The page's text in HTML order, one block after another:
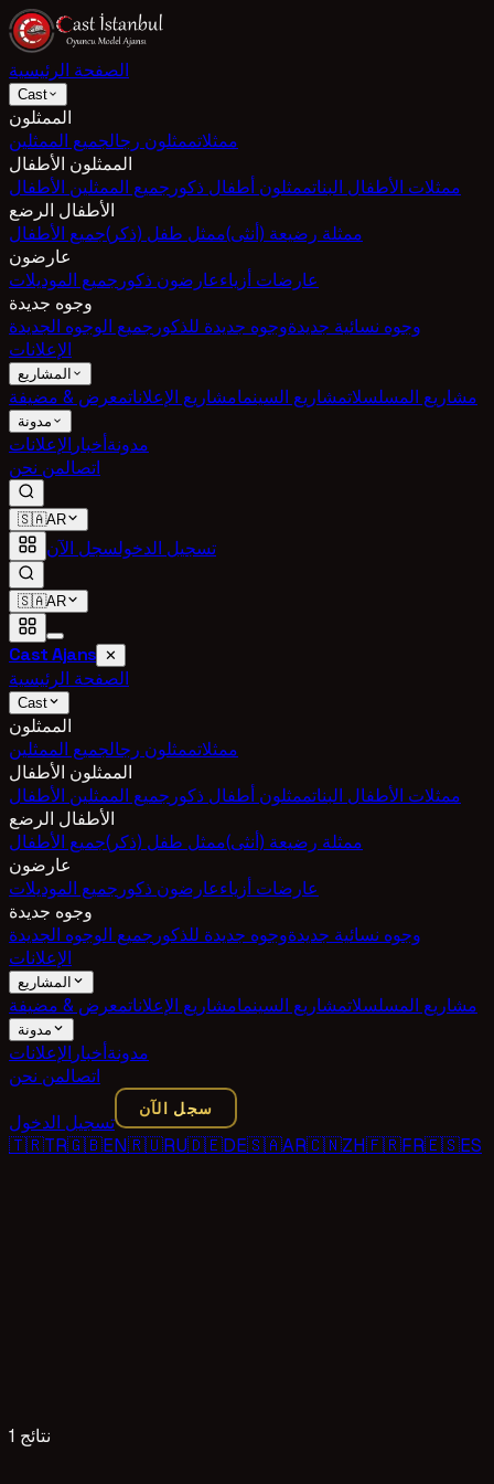
الصفحة الرئيسية
Cast
الممثلون
ممثلاتممثلون رجالجميع الممثلين
الممثلون الأطفال
ممثلات الأطفال البناتممثلون أطفال ذكور جميع الممثلين الأطفال
الأطفال الرضع
ممثلة رضيعة (أنثى)ممثل طفل (ذكر)جميع الأطفال
عارضون
عارضات أزياءعارضون ذكور جميع الموديلات
وجوه جديدة
وجوه نسائية جديدةوجوه جديدة للذكور جميع الوجوه الجديدة
الإعلانات
المشاريع
مشاريع المسلسلاتمشاريع السينمامشاريع الإعلاناتمعرض & مضيفة
مدونة
مدونةأخبار الإعلانات
اتصالمن نحن
🇸🇦AR
تسجيل الدخولسجل الآن
🇸🇦AR
Cast Ajans ✕
الصفحة الرئيسية
Cast
الممثلون
ممثلاتممثلون رجالجميع الممثلين
الممثلون الأطفال
ممثلات الأطفال البناتممثلون أطفال ذكور جميع الممثلين الأطفال
الأطفال الرضع
ممثلة رضيعة (أنثى)ممثل طفل (ذكر)جميع الأطفال
عارضون
عارضات أزياءعارضون ذكور جميع الموديلات
وجوه جديدة
وجوه نسائية جديدةوجوه جديدة للذكور جميع الوجوه الجديدة
الإعلانات
المشاريع
مشاريع المسلسلاتمشاريع السينمامشاريع الإعلاناتمعرض & مضيفة
مدونة
مدونةأخبار الإعلانات
اتصالمن نحن
تسجيل الدخول
سجل الآن
🇹🇷TR🇬🇧EN🇷🇺RU🇩🇪DE🇸🇦AR🇨🇳ZH🇫🇷FR🇪🇸ES
1 نتائج